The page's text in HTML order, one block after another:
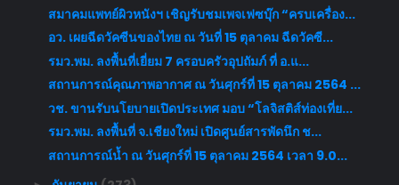
สมาคมแพทย์ผิวหนังฯ เชิญรับชมเพจเฟซบุ๊ก “ครบเครื่อง...
อว. เผยฉีดวัคซีนของไทย ณ วันที่ 15 ตุลาคม ฉีดวัคซี...
รมว.พม. ลงพื้นที่เยี่ยม 7 ครอบครัวอุปถัมภ์ ที่ อ.แ...
สถานการณ์คุณภาพอากาศ ณ วันศุกร์ที่ 15 ตุลาคม 2564 ...
วช. ขานรับนโยบายเปิดประเทศ มอบ “โลจิสติส์ท่องเที่ย...
รมว.พม. ลงพื้นที่ จ.เชียงใหม่ เปิดศูนย์สารพัดนึก ช...
สถานการณ์น้ำ ณ วันศุกร์ที่ 15 ตุลาคม 2564 เวลา 9.0...